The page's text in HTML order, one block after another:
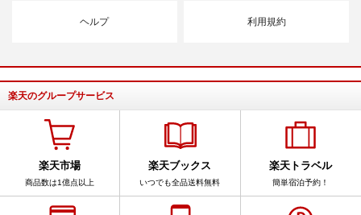
ヘルプ 利用規約
楽天のグループサービス
楽天市場
商品数は1億点以上
楽天ブックス
いつでも全品送料無料
楽天トラベル
簡単宿泊予約！